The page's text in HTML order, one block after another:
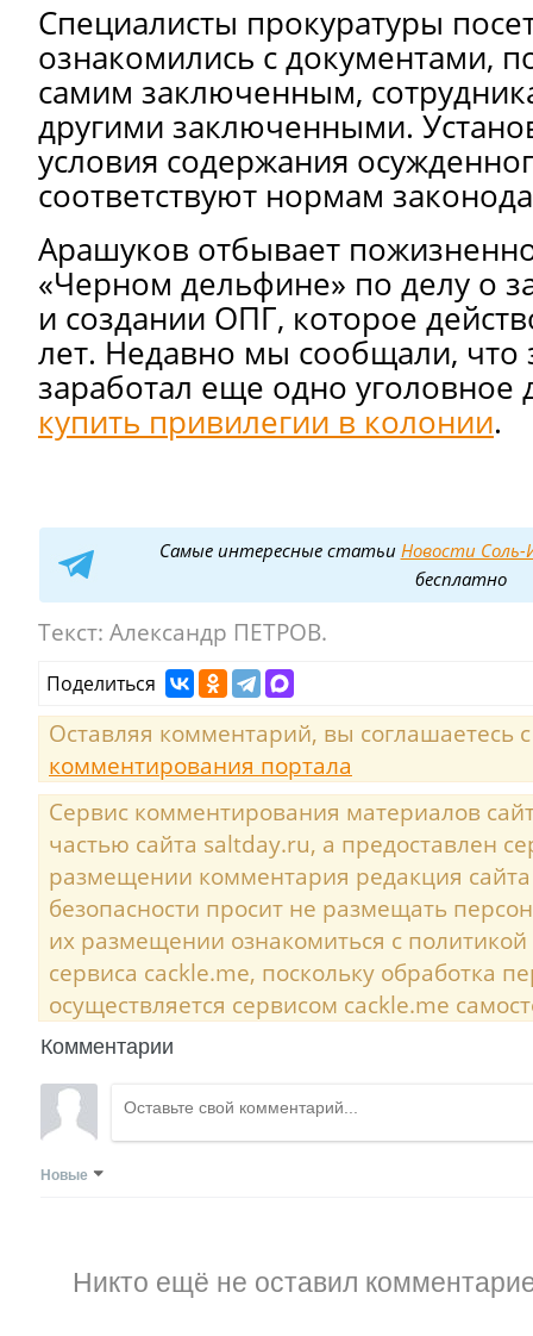
Специалисты прокуратуры
ознакомились с документами,
самим заключенным,
другими заключенными.
условия содержания
соответствуют нормам
Арашуков отбывает
«Черном дельфине» по делу о
и создании ОПГ, которое
лет. Недавно мы сообщали,
заработал еще одно уголовное
купить привилегии в колонии.
Самые интересные статьи Новости Соль-
бесплатно
Текст: Александр ПЕТРОВ.
Поделиться
Оставляя комментарий, вы соглашаетесь
комментирования портала
Сервис комментирования материалов
частью сайта saltday.ru, а предоставлен
размещении комментария редакция
безопасности просит не размещать
их размещении ознакомиться с
сервиса cackle.me, поскольку обработка
осуществляется сервисом cackle.me
Комментарии
Новые
Никто ещё не оставил